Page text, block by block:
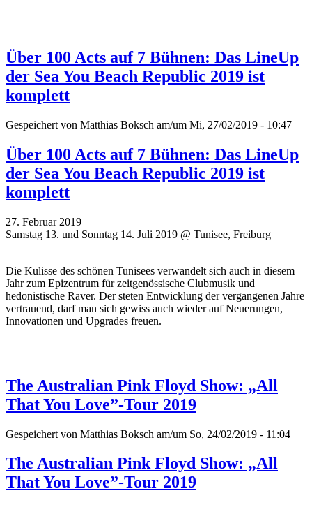
Über 100 Acts auf 7 Bühnen: Das LineUp
der Sea You Beach Republic 2019 ist
komplett
Gespeichert von Matthias Boksch am/um Mi, 27/02/2019 - 10:47
Über 100 Acts auf 7 Bühnen: Das LineUp
der Sea You Beach Republic 2019 ist
komplett
27. Februar 2019
Samstag 13. und Sonntag 14. Juli 2019 @ Tunisee, Freiburg
Die Kulisse des schönen Tunisees verwandelt sich auch in diesem
Jahr zum Epizentrum für zeitgenössische Clubmusik und
hedonistische Raver. Der steten Entwicklung der vergangenen Jahre
vertrauend, darf man sich gewiss auch wieder auf Neuerungen,
Innovationen und Upgrades freuen.
The Australian Pink Floyd Show: „All
That You Love”-Tour 2019
Gespeichert von Matthias Boksch am/um So, 24/02/2019 - 11:04
The Australian Pink Floyd Show: „All
That You Love”-Tour 2019